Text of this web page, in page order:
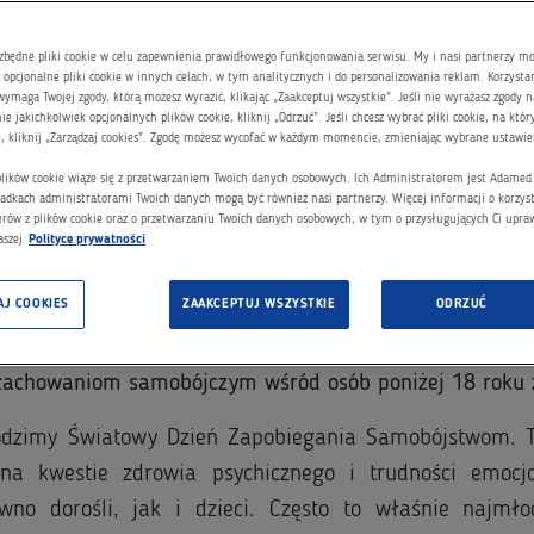
Dzień Zapobiegania Samobójstwom,
Jest Rozmowy ogłaszają start nowego cyklu
pomoc rodzicielska”. Inicjatywa skierowana jest do
którzy chcą zdobyć praktyczną wiedzę i
emocjonalnych oraz kryzysach
w 2023 roku programu „Wspierająca
samobójczym wśród osób poniżej 18 roku
Światowy Dzień Zapobiegania Samobójstwom.
kwestie zdrowia psychicznego i trudności
dorośli, jak i dzieci. Często to właśnie
pliki cookie w celu zapewnienia prawidłowego funkcjonowania serwisu. My i nasi partnerzy
opcjonalne pliki cookie w innych celach, w tym analitycznych i do personalizowania reklam.
Twojej zgody, którą możesz wyrazić, klikając „Zaakceptuj wszystkie”. Jeśli nie wyrażasz zgody
jakichkolwiek opcjonalnych plików cookie, kliknij „Odrzuć”. Jeśli chcesz wybrać pliki cookie, na
kliknij „Zarządzaj cookies”. Zgodę możesz wycofać w każdym momencie, zmieniając wybrane
cookie wiąże się z przetwarzaniem Twoich danych osobowych. Ich Administratorem jest
administratorami Twoich danych mogą być również nasi partnerzy. Więcej informacji o
z plików cookie oraz o przetwarzaniu Twoich danych osobowych, w tym o przysługujących Ci
Polityce prywatności
ZAAKCEPTUJ WSZYSTKIE ODRZUĆ
COOKIES